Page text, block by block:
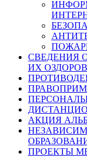
СВЕДЕНИЯ
ИХ
АКЦИЯ
ПРОЕКТЫ